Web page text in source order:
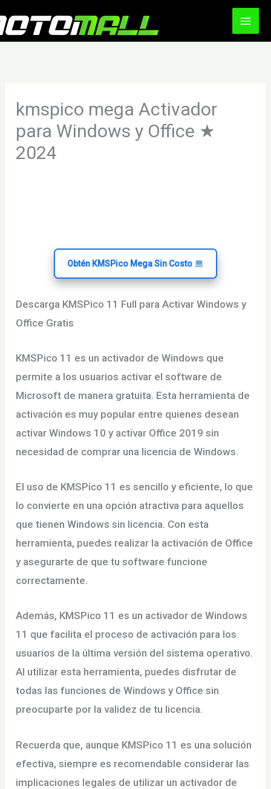
al
kmspico mega Activador
para Windows y Office ★
2024
Obtén KMSPico Mega Sin Costo
Descarga KMSPico 11 Full para Activar Windows y
Office Gratis
KMSPico 11 es un activador de Windows que
permite a los usuarios activar el software de
Microsoft de manera gratuita. Esta herramienta de
activación es muy popular entre quienes desean
activar Windows 10 y activar Office 2019 sin
necesidad de comprar una licencia de Windows.
El uso de KMSPico 11 es sencillo y eficiente, lo que
lo convierte en una opción atractiva para aquellos
que tienen Windows sin licencia. Con esta
herramienta, puedes realizar la activación de Office
y asegurarte de que tu software funcione
correctamente.
Además, KMSPico 11 es un activador de Windows
11 que facilita el proceso de activación para los
usuarios de la última versión del sistema operativo.
Al utilizar esta herramienta, puedes disfrutar de
todas las funciones de Windows y Office sin
preocuparte por la validez de tu licencia.
Recuerda que, aunque KMSPico 11 es una solución
efectiva, siempre es recomendable considerar las
implicaciones legales de utilizar un activador de